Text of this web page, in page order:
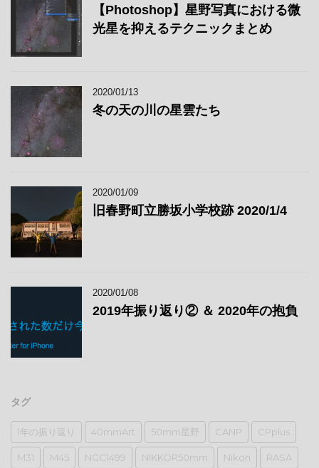
【Photoshop】星野写真における微
光星を抑えるテクニックまとめ
2020/01/13
冬の天の川の星雲たち
2020/01/09
旧春野町立勝坂小学校跡 2020/1/4
2020/01/08
2019年振り返り② ＆ 2020年の抱負
タグ
1年の振り返り 40mmArt 50mm星野 CANP CPplus
M31 M45 NGC1499 NIKKOR50mm Nikon RASA